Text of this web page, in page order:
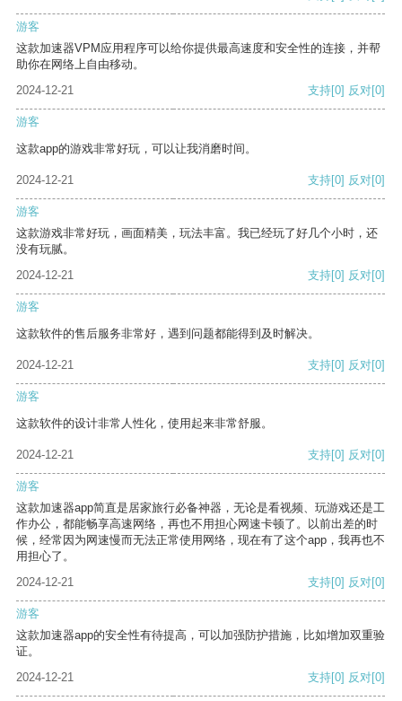
游客
这款加速器VPM应用程序可以给你提供最高速度和安全性的连接，并帮
助你在网络上自由移动。
2024-12-21
支持[0] 反对[0]
游客
这款app的游戏非常好玩，可以让我消磨时间。
2024-12-21 支持[0] 反对[0]
游客
这款游戏非常好玩，画面精美，玩法丰富。我已经玩了好几个小时，还
没有玩腻。
2024-12-21
支持[0] 反对[0]
游客
这款软件的售后服务非常好，遇到问题都能得到及时解决。
2024-12-21 支持[0] 反对[0]
游客
这款软件的设计非常人性化，使用起来非常舒服。
2024-12-21 支持[0] 反对[0]
游客
这款加速器app简直是居家旅行必备神器，无论是看视频、玩游戏还是工
作办公，都能畅享高速网络，再也不用担心网速卡顿了。以前出差的时
候，经常因为网速慢而无法正常使用网络，现在有了这个app，我再也不
用担心了。
2024-12-21
支持[0] 反对[0]
游客
这款加速器app的安全性有待提高，可以加强防护措施，比如增加双重验
证。
2024-12-21
支持[0] 反对[0]